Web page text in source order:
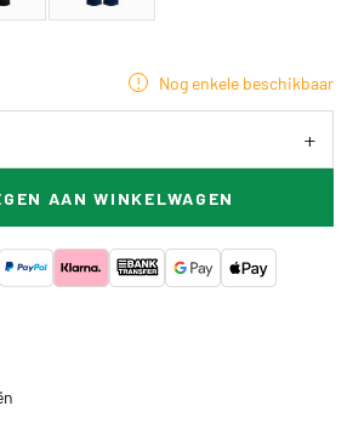
Nog enkele beschikbaar
AAN WINKELWAGEN